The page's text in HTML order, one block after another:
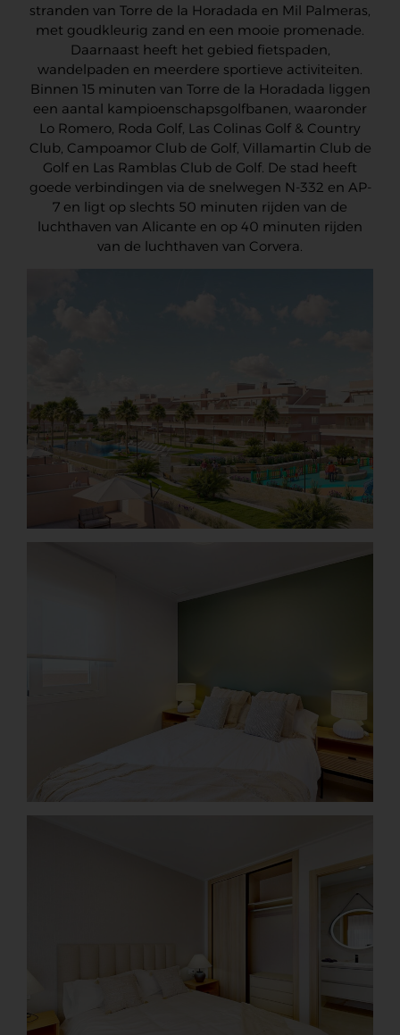
stranden van Torre de la Horadada en Mil Palmeras,
met goudkleurig zand en een mooie promenade.
Daarnaast heeft het gebied fietspaden,
wandelpaden en meerdere sportieve activiteiten.
Binnen 15 minuten van Torre de la Horadada liggen
een aantal kampioenschapsgolfbanen, waaronder
Lo Romero, Roda Golf, Las Colinas Golf & Country
Club, Campoamor Club de Golf, Villamartin Club de
Golf en Las Ramblas Club de Golf. De stad heeft
goede verbindingen via de snelwegen N-332 en AP-
7 en ligt op slechts 50 minuten rijden van de
luchthaven van Alicante en op 40 minuten rijden
van de luchthaven van Corvera.